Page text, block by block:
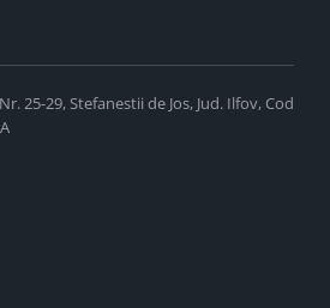
25-29, Stefanestii de Jos, Jud. Ilfov, Cod